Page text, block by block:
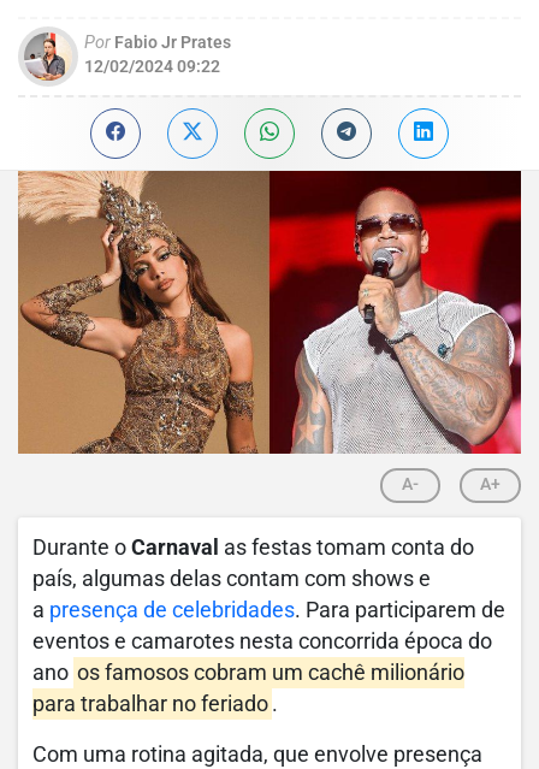
Por Fabio Jr Prates
12/02/2024 09:22
A- A+
Durante o Carnaval as festas tomam conta do
país, algumas delas contam com shows e
a presença de celebridades. Para participarem de
eventos e camarotes nesta concorrida época do
ano os famosos cobram um cachê milionário
para trabalhar no feriado .
Com uma rotina agitada, que envolve presença